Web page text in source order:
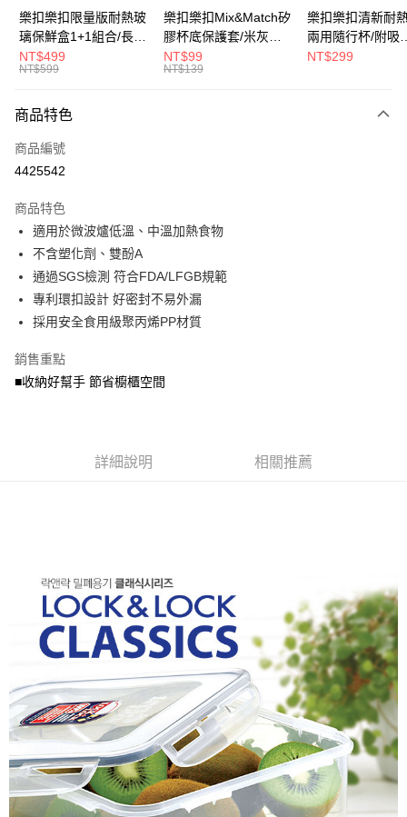
大哥付你分期
相關說明
【大哥付你分期使用說明】
1.本服務由台灣大哥大提供，台灣大哥大用戶可立即使用無須另外申請。
成交易。
4.訂單成立30分鐘內，如未前往確認交易或遇審核未通過，訂單將自動取
消。如遇「轉專審核」未通過狀況，表示未達大哥付你分期系統評分，恕無
1.分期款項不併入電信帳單，「大哥付你分期」於每月結算日後寄送繳費提
醒簡訊。
2.透過簡訊連結打開帳單後，可選擇「超商條碼／台灣大直營門市／銀行轉
帳／街口支付／iPASS MONEY」等通路繳費。
【注意事項】
1.本服務係由「台灣大哥大股份有限公司」（以下簡稱本公司）所提供，讓
用戶於交易時，得透過本服務購買商品或服務，並由商店將買賣／分期付款
2.基於同意付款使用「大哥付你分期」之契約關係目的，商店將以您的個人
資料（包含姓名、電話或地址）提供予台灣大哥大進項蒐集、處理及利用，
ATM付款
運送方式
宅配
每筆NT$120，滿NT$1,000(含以上)免運費
樂扣樂扣限量版耐熱玻
璃保鮮盒1+1組合/長方
形/1L(LLG445KKSP2-
01)
NT$499
NT$599
樂扣樂扣Mix&Match矽
膠杯底保護套/米灰
(BOTTOM-
LHC4343BEG)
NT$99
NT$139
樂扣樂扣清新耐
兩用隨行杯/附吸
管/500ml/粉
NT$299
商品特色
商品編號
4425542
商品特色
適用於微波爐低溫、中溫加熱食物
不含塑化劑、雙酚A
通過SGS檢測 符合FDA/LFGB規範
專利環扣設計 好密封不易外漏
採用安全食用級聚丙烯PP材質
銷售重點
■收納好幫手 節省櫥櫃空間
詳細說明 相關推薦